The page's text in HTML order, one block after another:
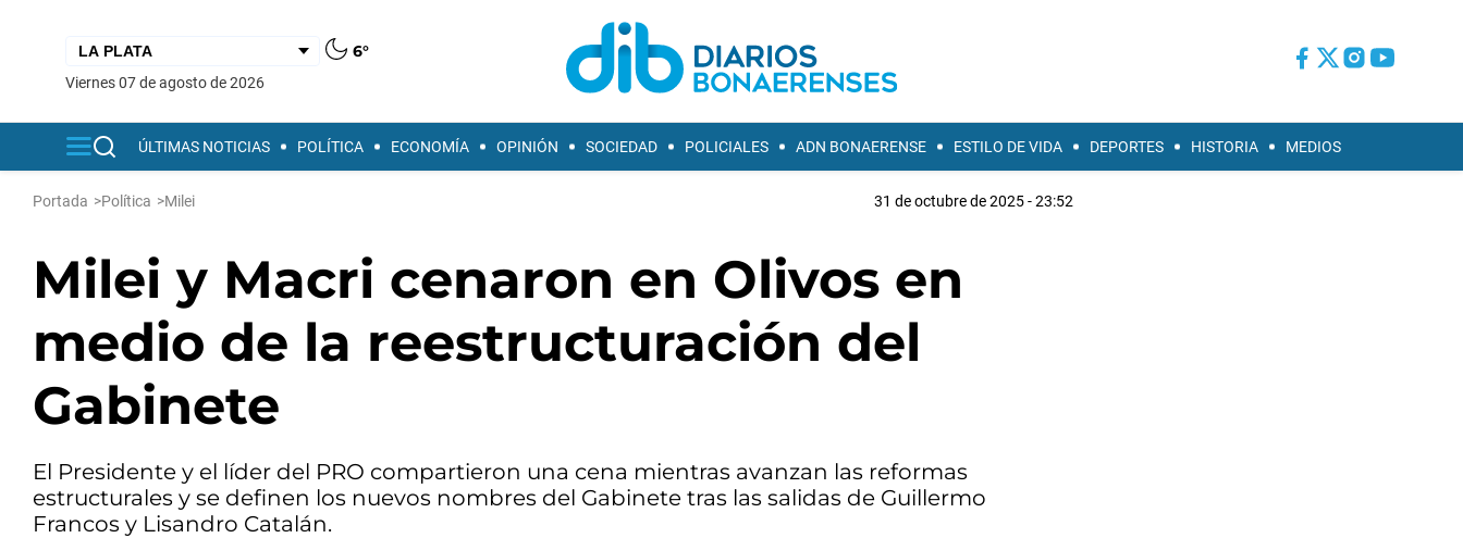
6°
viernes 07 de agosto de 2026
ÚLTIMAS NOTICIAS POLÍTICA ECONOMÍA OPINIÓN SOCIEDAD POLICIALES ADN BONAERENSE ESTILO DE VIDA DEPORTES HISTORIA MEDIOS
Portada >Política >Milei 31 de octubre de 2025 - 23:52
Milei y Macri cenaron en Olivos en
medio de la reestructuración del
Gabinete
El Presidente y el líder del PRO compartieron una cena mientras avanzan las reformas
estructurales y se definen los nuevos nombres del Gabinete tras las salidas de Guillermo
Francos y Lisandro Catalán.